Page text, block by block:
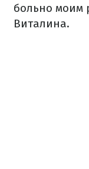
больно моим
Виталина.